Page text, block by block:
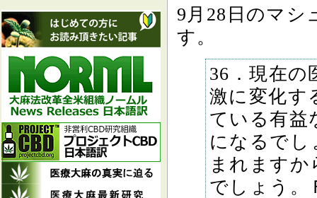
9月28日のマシ
す。
36．現在の
激に変化す
ている有益
になるでし
まれます
でしょう。